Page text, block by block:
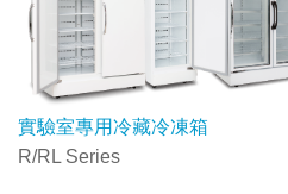
實驗室專用冷藏冷凍箱
R/RL Series